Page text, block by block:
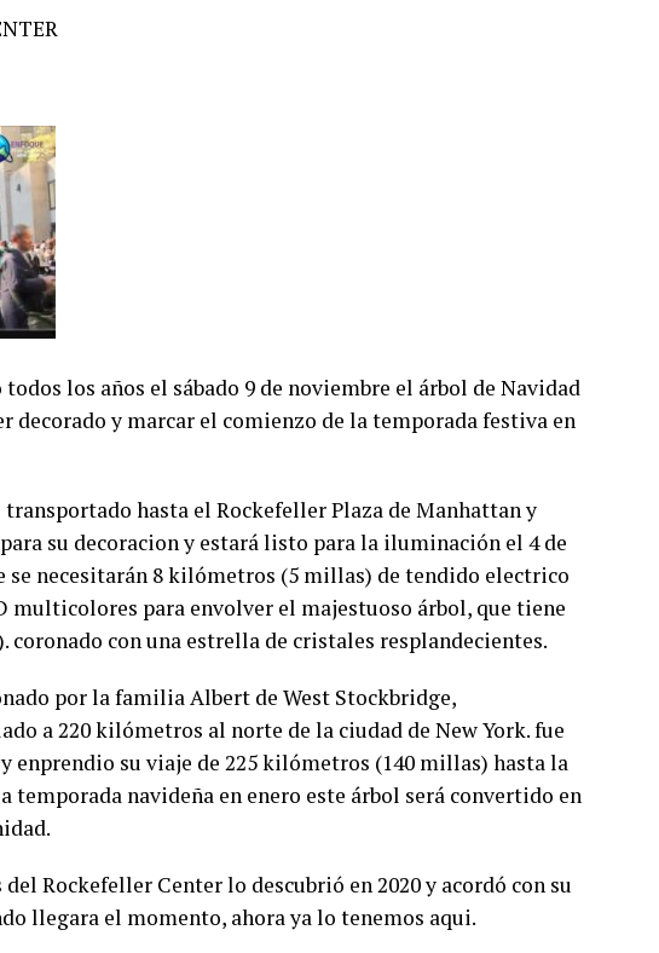
los años el sábado 9 de noviembre el árbol de Navidad
decorado y marcar el comienzo de la temporada festiva en
hasta el Rockefeller Plaza de Manhattan y
su decoracion y estará listo para la iluminación el 4 de
se necesitarán 8 kilómetros (5 millas) de tendido electrico
multicolores para envolver el majestuoso árbol, que tiene
coronado con una estrella de cristales resplandecientes.
por la familia Albert de West Stockbridge,
a 220 kilómetros al norte de la ciudad de New York. fue
enprendio su viaje de 225 kilómetros (140 millas) hasta la
temporada navideña en enero este árbol será convertido en
Rockefeller Center lo descubrió en 2020 y acordó con su
llegara el momento, ahora ya lo tenemos aqui.